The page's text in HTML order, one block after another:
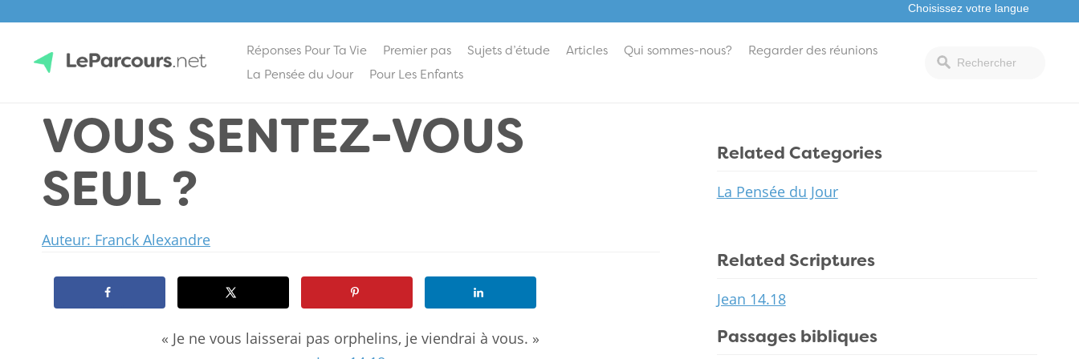
contentLeParcours.net
Réponses Pour Ta Vie Premier pas Sujets d’étude Articles Qui sommes-nous?
Regarder des réunions
La Pensée du Jour
Pour Les Enfants
VOUS SENTEZ-VOUS
SEUL ?
Auteur: Franck Alexandre
« Je ne vous laisserai pas orphelins, je viendrai à vous. »
Related Categories
La Pensée du Jour
Related Scriptures
Jean 14.18
Passages bibliques